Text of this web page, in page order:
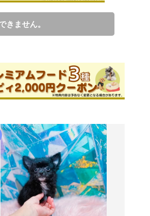
きません。
ダーの詳細
格に含まれていますので、追加費